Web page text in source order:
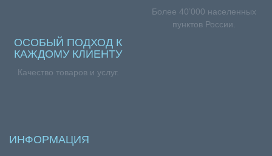
Более 40’000 населенных
пунктов России.
ОСОБЫЙ ПОДХОД К
КАЖДОМУ КЛИЕНТУ
Качество товаров и услуг.
ИНФОРМАЦИЯ